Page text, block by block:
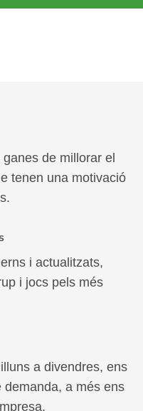
de millorar el
tenen una motivació
i actualitzats,
i jocs pels més
a divendres, ens
a més ens